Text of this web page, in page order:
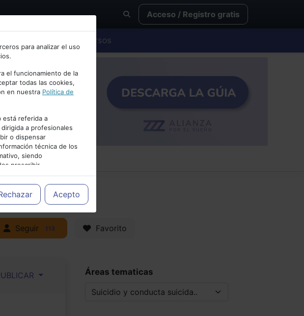
Cancelar
Acceso / Registro gratis
Cursos
para analizar el uso
el funcionamiento de la
todas las cookies,
en nuestra Política de
está referida a
a profesionales
o dispensar
técnica de los
siendo
prescribir
el tratamiento más
Acepto
Seguir 113 Favorito
Áreas tematicas